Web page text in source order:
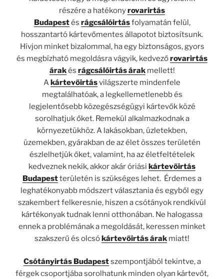
részére a hatékonyrovarirtás
Budapestés rágcsálóirtásfolyamatán felül,
hosszantartó kártevőmentes állapotot biztosítsunk.
Hívjon minket bizalommal, ha egy biztonságos, gyors
és megbízható megoldásra vágyik, kedvezőrovarirtás
árakés rágcsálóirtás árakmellett!
Akártevőirtásvilágszerte mindenfele
megtalálhatóak, a legkellemetlenebb és
legjelentősebb közegészségügyi kártevők közé
sorolhatjuk őket. Remekül alkalmazkodnak a
környezetükhöz. A lakásokban, üzletekben,
üzemekben, gyárakban de az élet összes területén
észlelhetjük őket, valamint, ha az életfeltételek
kedveznek nekik, akkor akár óriási kártevőirtás
Budapestterületén is szükséges lehet. Érdemes a
leghatékonyabb módszert választania és egyből egy
szakembert felkeresnie, hiszen a csótányok rendkívül
kártékonyak tudnak lenni otthonában. Ne halogassa
ennek a problémának a megoldását, keressen minket
szakszerű és olcsókártevőirtás árak miatt!
Csótányirtás Budapestszempontjából tekintve, a
férgek csoportjába sorolhatunk minden olyan kártevőt,